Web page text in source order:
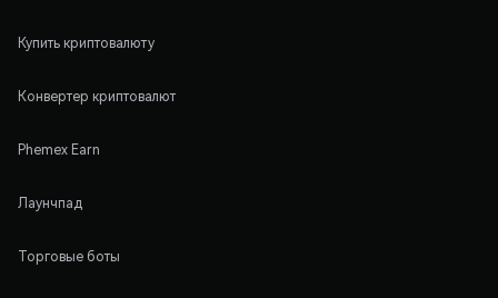
Купить криптовалюту
Конвертер криптовалют
Phemex Earn
Лаунчпад
Торговые боты